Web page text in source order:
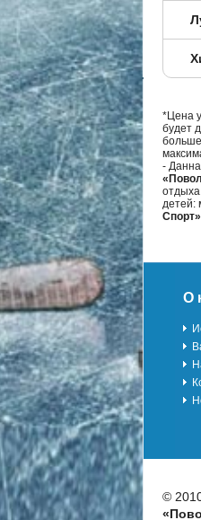
*Цена
будет
-
детей:
Спорт»
О
©